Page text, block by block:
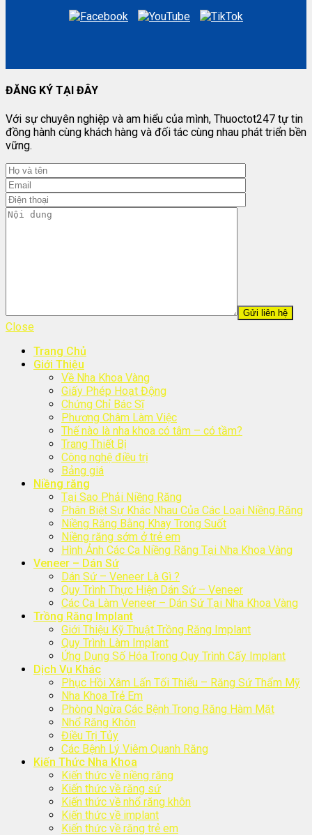
ĐĂNG KÝ TẠI ĐÂY
Với sự chuyên nghiệp và am hiểu của mình, Thuoctot247 tự tin
đồng hành cùng khách hàng và đối tác cùng nhau phát triển bền
vững.
Close
Trang Chủ
Giới Thiệu
Về Nha Khoa Vàng
Giấy Phép Hoạt Động
Chứng Chỉ Bác Sĩ
Phương Châm Làm Việc
Thế nào là nha khoa có tâm – có tầm?
Trang Thiết Bị
Công nghệ điều trị
Bảng giá
Niềng răng
Tại Sao Phải Niềng Răng
Phân Biệt Sự Khác Nhau Của Các Loại Niềng Răng
Niềng Răng Bằng Khay Trong Suốt
Niềng răng sớm ở trẻ em
Hình Ảnh Các Ca Niềng Răng Tại Nha Khoa Vàng
Veneer – Dán Sứ
Dán Sứ – Veneer Là Gì ?
Quy Trình Thực Hiện Dán Sứ – Veneer
Các Ca Làm Veneer – Dán Sứ Tại Nha Khoa Vàng
Trồng Răng Implant
Giới Thiệu Kỹ Thuật Trồng Răng Implant
Quy Trình Làm Implant
Ứng Dụng Số Hóa Trong Quy Trình Cấy Implant
Dịch Vụ Khác
Phục Hồi Xâm Lấn Tối Thiểu – Răng Sứ Thẩm Mỹ
Nha Khoa Trẻ Em
Phòng Ngừa Các Bệnh Trong Răng Hàm Mặt
Nhổ Răng Khôn
Điều Trị Tủy
Các Bệnh Lý Viêm Quanh Răng
Kiến Thức Nha Khoa
Kiến thức về niềng răng
Kiến thức về răng sứ
Kiến thức về nhổ răng khôn
Kiến thức về implant
Kiến thức về răng trẻ em